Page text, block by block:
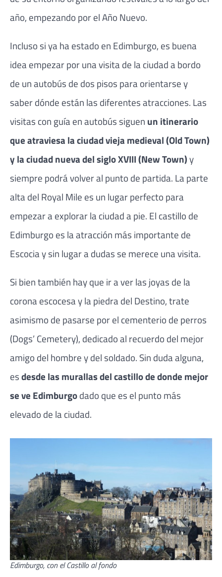
año, empezando por el Año Nuevo.
Incluso si ya ha estado en Edimburgo, es buena
idea empezar por una visita de la ciudad a bordo
de un autobús de dos pisos para orientarse y
saber dónde están las diferentes atracciones. Las
visitas con guía en autobús siguen un itinerario
que atraviesa la ciudad vieja medieval (Old Town)
y la ciudad nueva del siglo XVIII (New Town)y
siempre podrá volver al punto de partida. La parte
alta del Royal Mile es un lugar perfecto para
empezar a explorar la ciudad a pie. El castillo de
Edimburgo es la atracción más importante de
Escocia y sin lugar a dudas se merece una visita.
Si bien también hay que ir a ver las joyas de la
corona escocesa y la piedra del Destino, trate
asimismo de pasarse por el cementerio de perros
(Dogs’ Cemetery), dedicado al recuerdo del mejor
amigo del hombre y del soldado. Sin duda alguna,
esdesde las murallas del castillo de donde mejor
se ve Edimburgodado que es el punto más
elevado de la ciudad.
Edimburgo, con el Castillo al fondo